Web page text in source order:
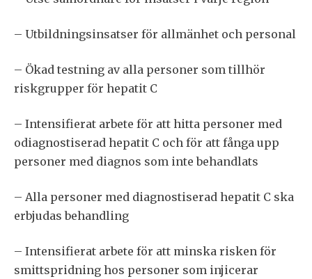
– Utbildningsinsatser för allmänhet och personal
– Ökad testning av alla personer som tillhör
riskgrupper för hepatit C
– Intensifierat arbete för att hitta personer med
odiagnostiserad hepatit C och för att fånga upp
personer med diagnos som inte behandlats
– Alla personer med diagnostiserad hepatit C ska
erbjudas behandling
– Intensifierat arbete för att minska risken för
smittspridning hos personer som injicerar